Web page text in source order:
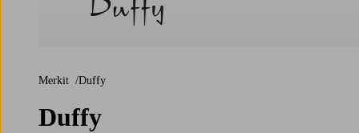
Merkit Duffy
Duffy